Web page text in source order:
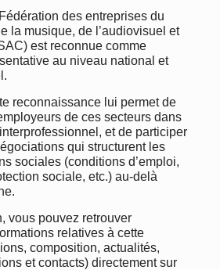
des entreprises du
la musique, de l’audiovisuel et
est reconnue comme
au niveau national et
reconnaissance lui permet de
de ces secteurs dans
et de participer
qui structurent les
sociales (conditions d’emploi,
sociale, etc.) au-delà
vous pouvez retrouver
relatives à cette
composition, actualités,
et contacts) directement sur